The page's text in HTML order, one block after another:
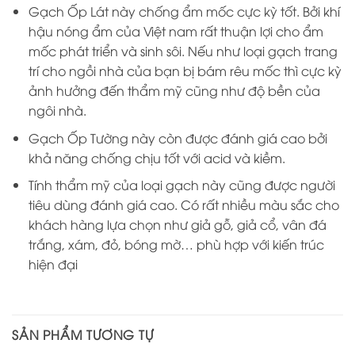
Gạch Ốp Lát này chống ẩm mốc cực kỳ tốt. Bởi khí
hậu nóng ẩm của Việt nam rất thuận lợi cho ẩm
mốc phát triển và sinh sôi. Nếu như loại gạch trang
trí cho ngồi nhà của bạn bị bám rêu mốc thì cực kỳ
ảnh hưởng đến thẩm mỹ cũng như độ bền của
ngôi nhà.
Gạch Ốp Tường này còn được đánh giá cao bởi
khả năng chống chịu tốt với acid và kiềm.
Tính thẩm mỹ của loại gạch này cũng được người
tiêu dùng đánh giá cao. Có rất nhiều màu sắc cho
khách hàng lựa chọn như giả gỗ, giả cổ, vân đá
trắng, xám, đỏ, bóng mờ… phù hợp với kiến trúc
hiện đại
SẢN PHẨM TƯƠNG TỰ